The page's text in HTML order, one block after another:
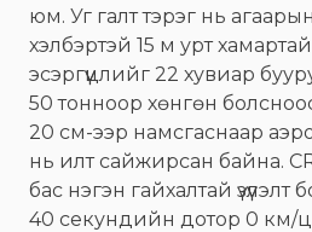
юм. Уг галт тэрэг нь
хэлбэртэй 15 м урт
эсэргүүцлийг 22 хувиар
50 тонноор хөнгөн
20 см-ээр намсгаснаар
нь илт сайжирсан байна.
бас нэгэн гайхалтай
40 секундийн дотор 0 км/ц-